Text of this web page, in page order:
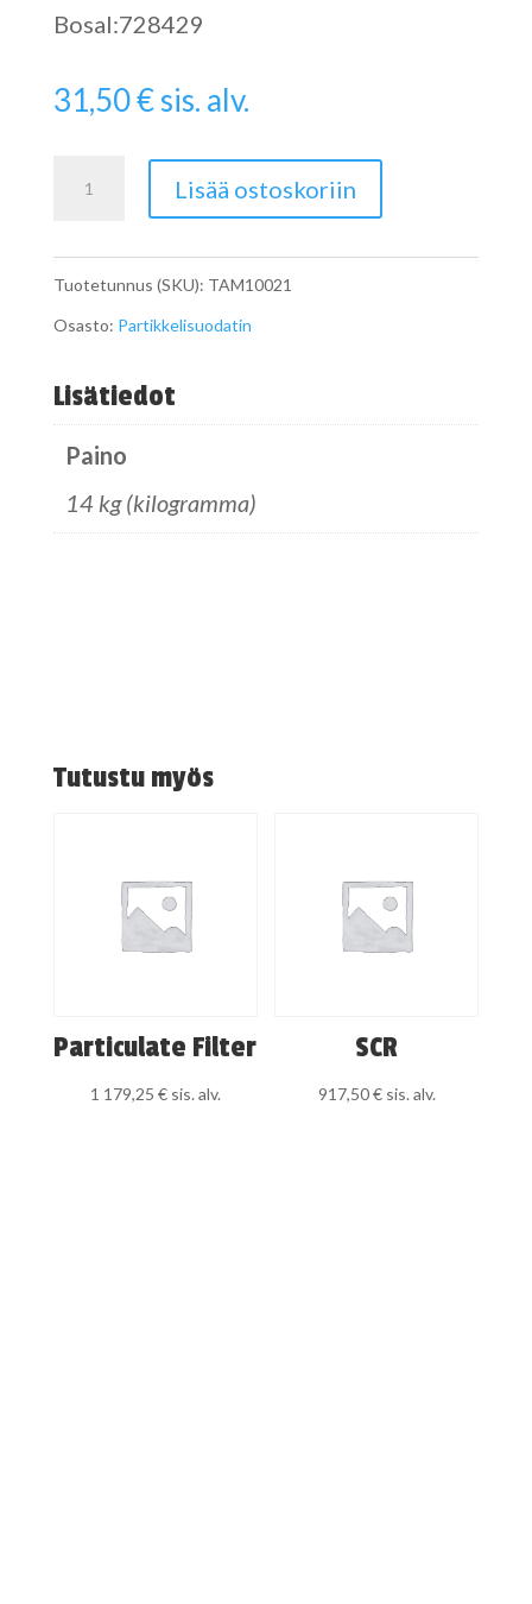
Bosal:728429
31,50€sis. alv.
Lisää ostoskoriin
Tuotetunnus (SKU): TAM10021
Osasto: Partikkelisuodatin
Lisätiedot
Paino
14 kg (kilogramma)
Tutustu myös
Particulate Filter
1 179,25 € sis. alv.
SCR
917,50€ sis. alv.